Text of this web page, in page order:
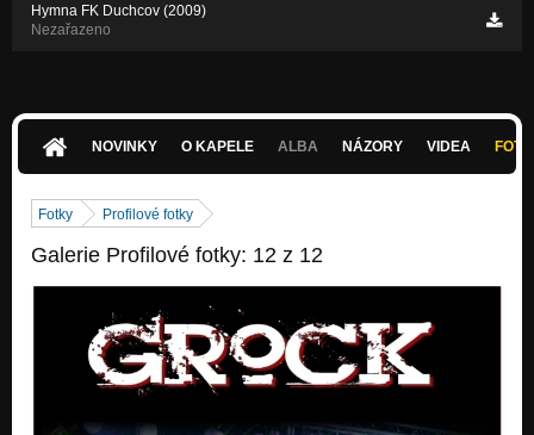
Hymna FK Duchcov (2009)
Nezařazeno
NOVINKY O KAPELE ALBA NÁZORY VIDEA
Fotky Profilové fotky
Galerie Profilové fotky: 12 z 12